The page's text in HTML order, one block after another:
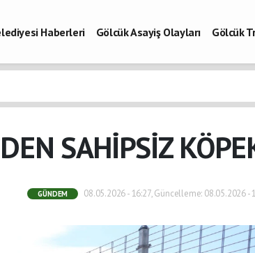
Haberleri Gölcük Asayiş Olayları
Gölcük
SAHİPSİZ
GÜNDEM 08.05.2026 - 16:27, Güncelleme: 08.05.2026 -